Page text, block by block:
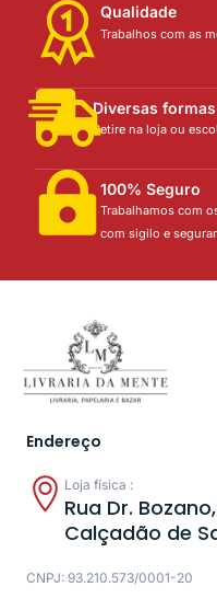
Qualidade
Trabalhos com as
Diversas
Retire na loja ou
100% Seguro
Trabalhamos com
com sigilo e
Endereço
Loja física :
Rua Dr. Bozano,
Calçadão de
CNPJ: 93.210.573/0001-20